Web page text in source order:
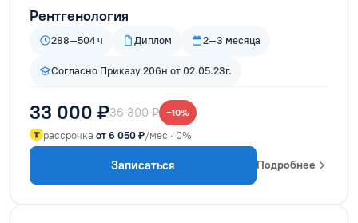
Рентгенология
288–504 ч Диплом 2–3 месяца
Согласно Приказу 206н от 02.05.23г.
33 000 ₽36 300 ₽ −10%
рассрочка от 6 050 ₽/мес · 0%
Записаться Подробнее